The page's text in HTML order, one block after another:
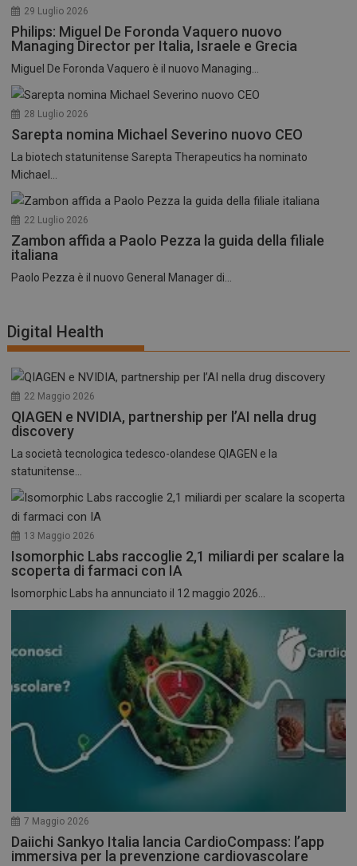
29 Luglio 2026
Philips: Miguel De Foronda Vaquero nuovo
Managing Director per Italia, Israele e Grecia
Miguel De Foronda Vaquero è il nuovo Managing...
28 Luglio 2026
Sarepta nomina Michael Severino nuovo CEO
La biotech statunitense Sarepta Therapeutics ha nominato
Michael...
22 Luglio 2026
Zambon affida a Paolo Pezza la guida della filiale
italiana
Paolo Pezza è il nuovo General Manager di...
Digital Health
22 Maggio 2026
QIAGEN e NVIDIA, partnership per l’AI nella drug
discovery
La società tecnologica tedesco-olandese QIAGEN e la
statunitense...
13 Maggio 2026
Isomorphic Labs raccoglie 2,1 miliardi per scalare la
scoperta di farmaci con IA
Isomorphic Labs ha annunciato il 12 maggio 2026...
7 Maggio 2026
Daiichi Sankyo Italia lancia CardioCompass: l’app
immersiva per la prevenzione cardiovascolare